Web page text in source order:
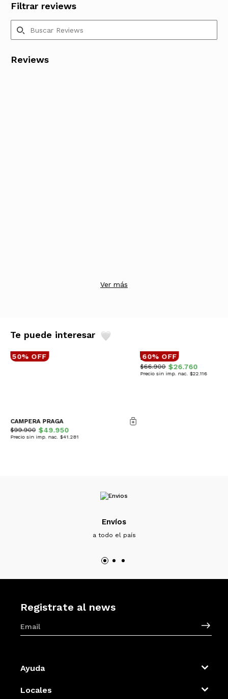
Filtrar reviews
Reviews
Ver más
Te puede interesar
50% OFF
CAMPERA PRAGA
$99.900 $49.950
Precio sin imp. nac. $41.281
60% OFF
BUZO GAIA
$66.900 $26.760
Precio sin imp. nac. $22.116
Envíos
a todo el país
Registrate al news
Ayuda
Locales